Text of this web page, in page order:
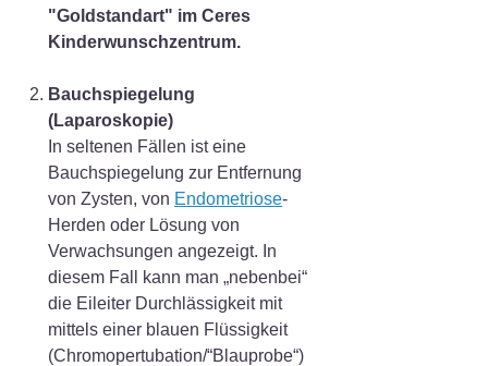
"Goldstandart" im Ceres
Kinderwunschzentrum.
Bauchspiegelung
(Laparoskopie)
In seltenen Fällen ist eine
Bauchspiegelung zur Entfernung
von Zysten, von Endometriose-
Herden oder Lösung von
Verwachsungen angezeigt. In
diesem Fall kann man „nebenbei“
die Eileiter Durchlässigkeit mit
mittels einer blauen Flüssigkeit
(Chromopertubation/“Blauprobe“)